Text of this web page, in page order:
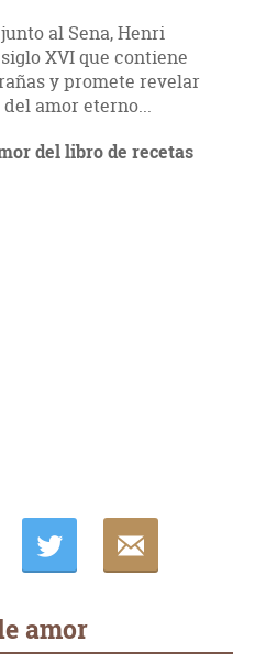
al Sena, Henri
XVI que contiene
y promete revelar
amor eterno...
del libro de recetas
amor